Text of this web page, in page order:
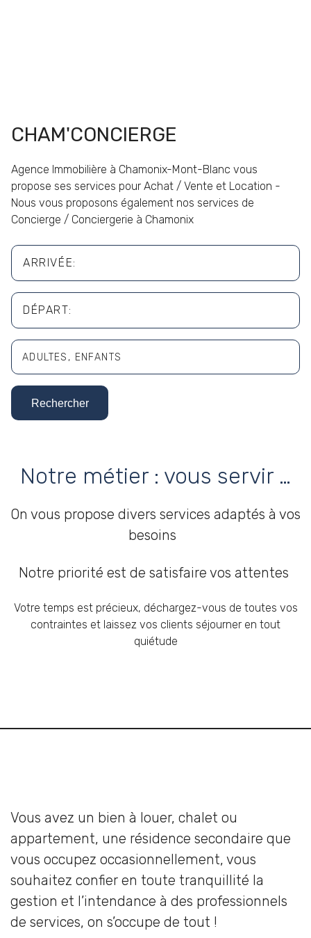
CHAM'CONCIERGE
Agence Immobilière à Chamonix-Mont-Blanc vous
propose ses services pour Achat / Vente et Location -
Nous vous proposons également nos services de
Concierge / Conciergerie à Chamonix
ARRIVÉE:
DÉPART:
ADULTES ENFANTS
Adultes
Rechercher
Notre métier : vous servir …
On vous propose divers services adaptés à vos
besoins
Notre priorité est de satisfaire vos attentes
Votre temps est précieux, déchargez-vous de toutes vos
contraintes et laissez vos clients séjourner en tout
quiétude
Vous avez un bien à louer, chalet ou
appartement, une résidence secondaire que
vous occupez occasionnellement, vous
souhaitez confier en toute tranquillité la
gestion et l’intendance à des professionnels
de services, on s’occupe de tout !